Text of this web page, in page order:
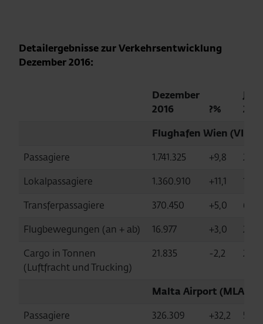
Detailergebnisse zur Verkehrsentwicklung
Dezember 2016:
Dezember
2016
?%
Flughafen Wien (VIE)
Passagiere
1.741.325 +9,8
Lokalpassagiere
1.360.910 +11,1
Transferpassagiere
370.450 +5,0
Flugbewegungen (an + ab)
16.977 +3,0
Cargo in Tonnen
(Luftfracht und Trucking)
21.835 -2,2
Malta Airport (MLA,
Passagiere
326.309 +32,2